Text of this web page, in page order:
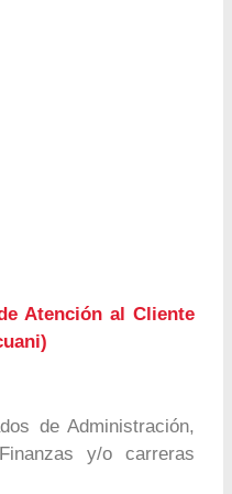
Atención al Cliente
de Administración,
y/o carreras